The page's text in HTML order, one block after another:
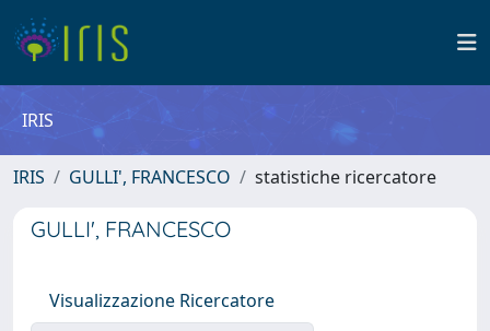
IRIS
IRIS GULLI', FRANCESCO statistiche ricercatore
GULLI', FRANCESCO
Visualizzazione Ricercatore